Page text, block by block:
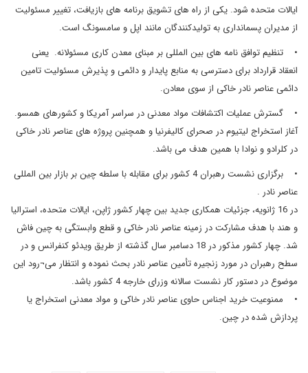
ایالات متحده شود. یکی از راه های تشویق برنامه های بازیافت، تغییر مسئولیت
از مدیران پسمانداری به تولیدکنندگان مانند اپل و سامسونگ است.
• تنظیم توافق نامه های بین المللی بر مبنای معدن کاری مسئولانه. یعنی
انعقاد قرارداد برای دسترسی به منابع پایدار و دائمی و پذیرش مسئولیت تامین
دائمی عناصر نادر خاکی از سوی معادن.
• گسترش عملیات اکتشافات مواد معدنی در سراسر آمریکا و کشورهای همسو.
آغاز استخراج لیتیوم در صحرای کالیفرنیا و همچنین پروژه های عناصر نادر خاکی
در کلرادو و نوادا با همین هدف می باشد.
• برگزاری نشست رهبران 4 کشور برای مقابله با سلطه چین بر بازار بین المللی
عناصر نادر .
در 16 ژانویه، جزئیات همکاری جدید بین چهار کشور ژاپن، ایالات متحده، استرالیا
و هند با هدف مشارکت در زمینه عناصر نادر خاکی و قطع وابستگی به چین فاش
شد. چهار کشور مذکور در 18 دسامبر سال گذشته از طریق ویدئو کنفرانس و در
سطح رهبران در مورد زنجیره تأمین عناصر نادر بحث نموده و انتظار می¬رود این
موضوع در دستور کار نشست سالانه وزرای خارجه 4 کشور باشد.
• ممنوعیت خرید اجناس حاوی عناصر نادر خاکی و مواد معدنی استخراج یا
پردازش شده در چین.